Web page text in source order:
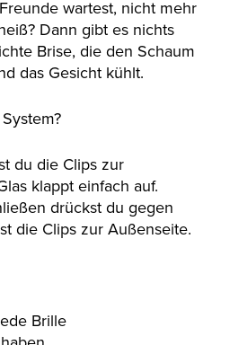
wartest, nicht mehr
Dann gibt es nichts
Brise, die den Schaum
das Gesicht kühlt.
du die Clips zur
klappt einfach auf.
drückst du gegen
die Clips zur Außenseite.
Brille